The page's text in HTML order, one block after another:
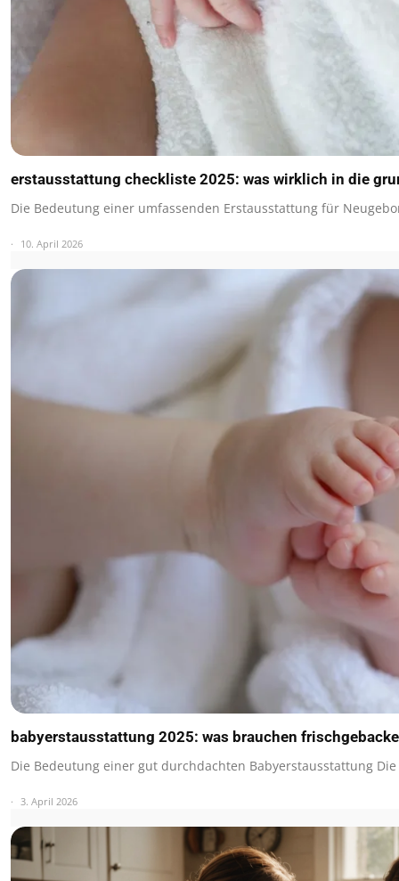
erstausstattung checkliste 2025: was wirklich in die
Die Bedeutung einer umfassenden Erstausstattung für
10. April 2026
babyerstausstattung 2025: was brauchen
Die Bedeutung einer gut durchdachten Babyerstausstattung
3. April 2026